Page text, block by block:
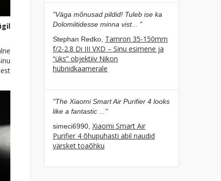
"Väga mõnusad pildid! Tuleb ise ka
Dolomiitidesse minna vist... "
Stephan Redko, Tamron 35-150mm
f/2-2.8 Di III VXD – Sinu esimene ja
“üks” objektiiv Nikon
hübriidkaamerale
"The Xiaomi Smart Air Purifier 4 looks
like a fantastic ..."
simeci6990, Xiaomi Smart Air
Purifier 4 õhupuhasti abil naudid
värsket toaõhku